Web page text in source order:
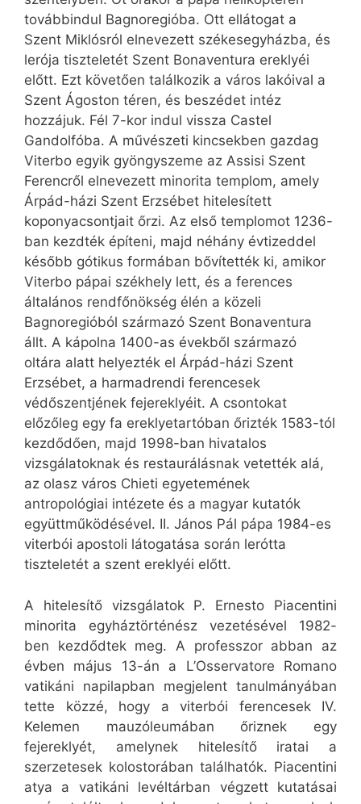
továbbindul Bagnoregióba. Ott ellátogat a
Szent Miklósról elnevezett székesegyházba, és
lerója tiszteletét Szent Bonaventura ereklyéi
előtt. Ezt követően találkozik a város lakóival a
Szent Ágoston téren, és beszédet intéz
hozzájuk. Fél 7-kor indul vissza Castel
Gandolfóba. A művészeti kincsekben gazdag
Viterbo egyik gyöngyszeme az Assisi Szent
Ferencről elnevezett minorita templom, amely
Árpád-házi Szent Erzsébet hitelesített
koponyacsontjait őrzi. Az első templomot 1236-
ban kezdték építeni, majd néhány évtizeddel
később gótikus formában bővítették ki, amikor
Viterbo pápai székhely lett, és a ferences
általános rendfőnökség élén a közeli
Bagnoregióból származó Szent Bonaventura
állt. A kápolna 1400-as évekből származó
oltára alatt helyezték el Árpád-házi Szent
Erzsébet, a harmadrendi ferencesek
védőszentjének fejereklyéit. A csontokat
előzőleg egy fa ereklyetartóban őrizték 1583-tól
kezdődően, majd 1998-ban hivatalos
vizsgálatoknak és restaurálásnak vetették alá,
az olasz város Chieti egyetemének
antropológiai intézete és a magyar kutatók
együttműködésével. II. János Pál pápa 1984-es
viterbói apostoli látogatása során lerótta
tiszteletét a szent ereklyéi előtt.
A hitelesítő vizsgálatok P. Ernesto Piacentini
minorita egyháztörténész vezetésével 1982-
ben kezdődtek meg. A professzor abban az
évben május 13-án a L’Osservatore Romano
vatikáni napilapban megjelent tanulmányában
tette közzé, hogy a viterbói ferencesek IV.
Kelemen mauzóleumában őriznek egy
fejereklyét, amelynek hitelesítő iratai a
szerzetesek kolostorában találhatók. Piacentini
atya a vatikáni levéltárban végzett kutatásai